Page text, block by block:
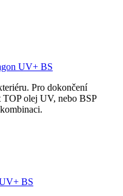
UV+ BS
Pro dokončení
TOP olej UV, nebo BSP
BS